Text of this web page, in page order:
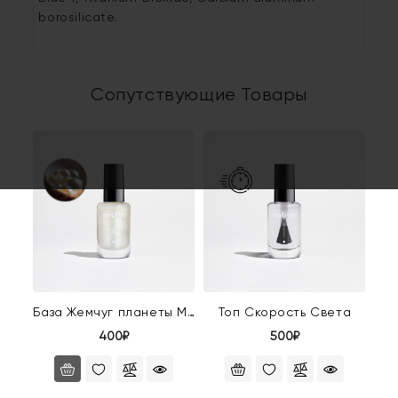
borosilicate.
Сопутствующие Товары
База Жемчуг планеты Мюл
400₽
Топ Скорость Света
500₽